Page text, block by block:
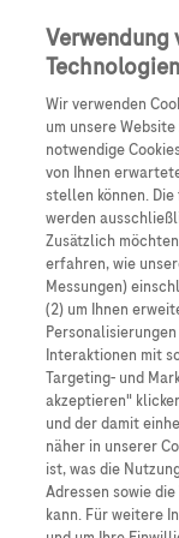
Nervennahrung
DGN
12. - 15.
Verwendung
Technologien
Wir verwenden
um unsere
notwendige
von Ihnen
stellen können.
werden
Zusätzlich
erfahren, wie
Messungen)
(2) um Ihnen
Interaktionen mit
Targeting- und
akzeptieren"
und der damit
näher in unserer
ist, was die
Adressen sowie
kann. Für weitere